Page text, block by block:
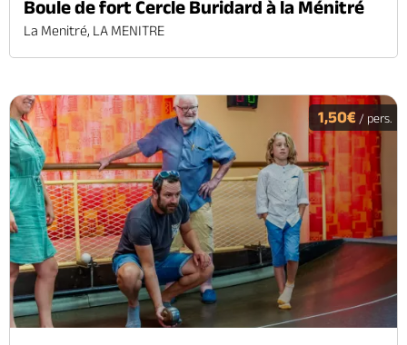
Boule de fort Cercle Buridard à la Ménitré
La Menitré, LA MENITRE
1,50€ / pers.